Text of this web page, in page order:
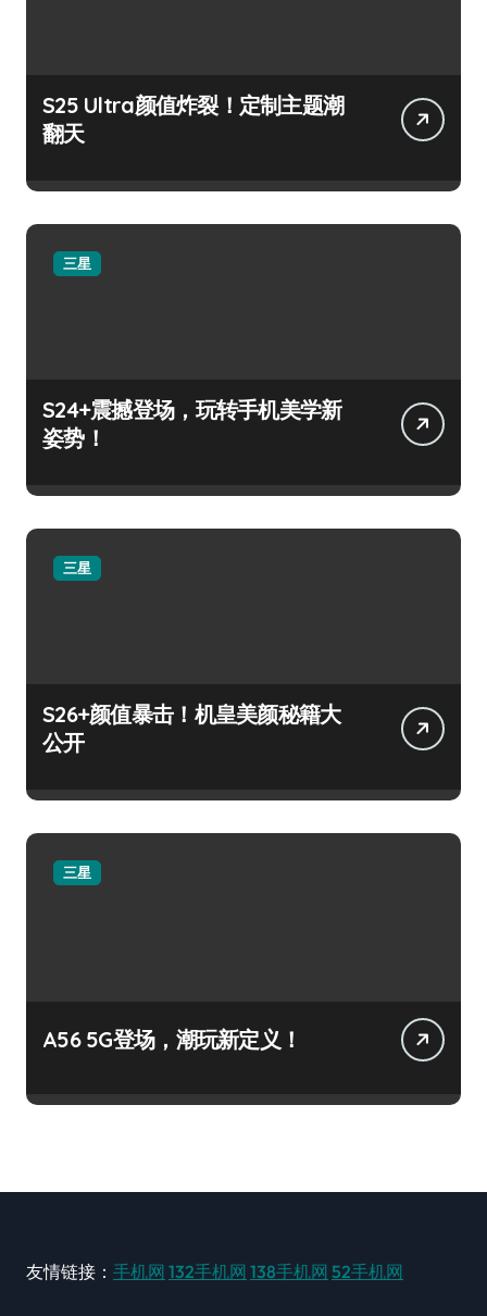
S25 Ultra颜值炸裂！定制主题潮
翻天
三星
S24+震撼登场，玩转手机美学新
姿势！
三星
S26+颜值暴击！机皇美颜秘籍大
公开
三星
A56 5G登场，潮玩新定义！
友情链接： 手机网 132手机网 138手机网 52手机网